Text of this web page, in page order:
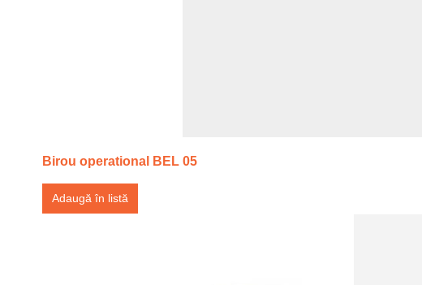
Birou operational BEL 05
Adaugă în listă